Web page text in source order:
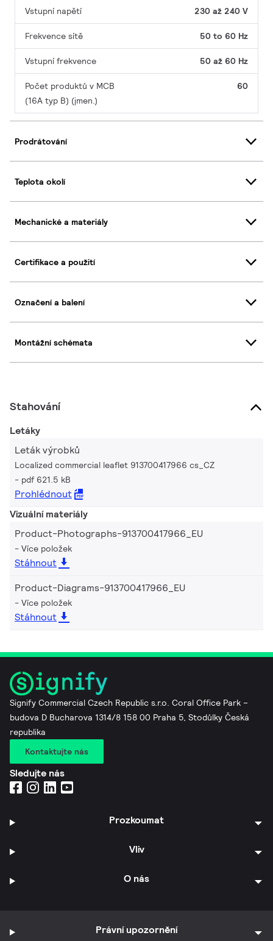
Vstupní napětí 230 až 240 V
Frekvence sítě 50 to 60 Hz
Vstupní frekvence 50 až 60 Hz
Počet produktů v MCB
(16A typ B) (jmen.)
60
Prodrátování
Teplota okolí
Mechanické a materiály
Certifikace a použití
Označení a balení
Montážní schémata
Stahování
Letáky
Leták výrobků
Localized commercial leaflet 913700417966 cs_CZ
pdf 621.5 kB
Prohlédnout
Vizuální materiály
Product-Photographs-913700417966_EU
Více položek
Stáhnout
Product-Diagrams-913700417966_EU
Více položek
Stáhnout
Signify Commercial Czech Republic s.r.o. Coral Office Park –
budova D Bucharova 1314/8 158 00 Praha 5, Stodůlky Česká
republika
Kontaktujte nás
Sledujte nás
Prozkoumat
Vliv
O nás
Právní upozornění